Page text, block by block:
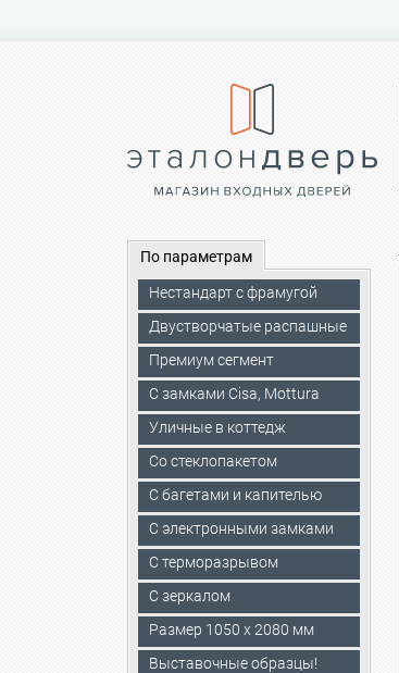
По параметрам
Нестандарт с фрамугой
Двустворчатые распашные
Премиум сегмент
C замками Cisa, Mottura
Уличные в коттедж
Со стеклопакетом
С багетами и капителью
C электронными замками
С терморазрывом
С зеркалом
Размер 1050 х 2080 мм
Выставочные образцы!